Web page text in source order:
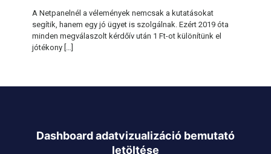
A Netpanelnél a vélemények nemcsak a kutatásokat
segítik, hanem egy jó ügyet is szolgálnak. Ezért 2019 óta
minden megválaszolt kérdőív után 1 Ft-ot különítünk el
jótékony […]
Dashboard adatvizualizáció bemutató
letöltése